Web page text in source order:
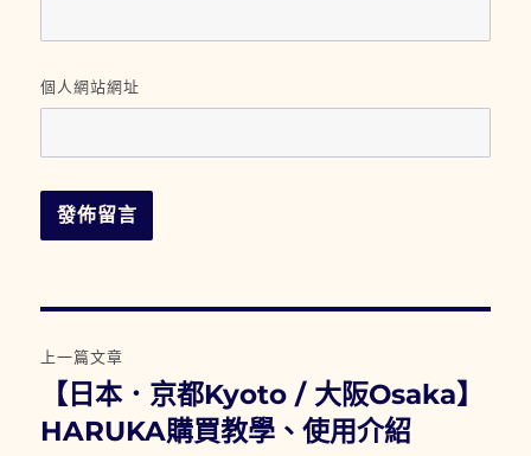
個人網站網址
章
導
上一篇文章
一
【日本．京都Kyoto / 大阪Osaka】
HARUKA購買教學、使用介紹